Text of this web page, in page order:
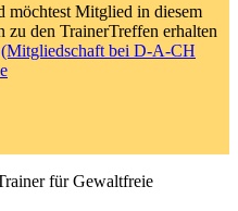
Mitglied in diesem
den TrainerTreffen erhalten
(Mitgliedschaft bei D-A-CH
für Gewaltfreie